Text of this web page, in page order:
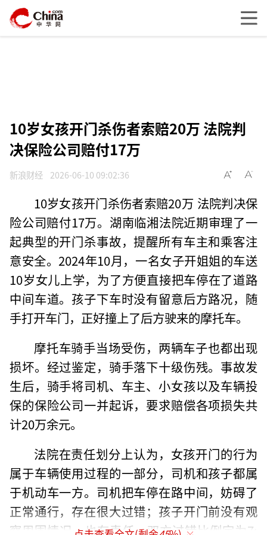
10岁女孩开门杀伤者索赔20万 法院判
决保险公司赔付17万
新浪财经 2026-06-10 09:02:36
10岁女孩开门杀伤者索赔20万 法院判决保
险公司赔付17万。湖南临湘法院近期审理了一
起典型的开门杀事故，提醒所有车主和乘客注
意安全。2024年10月，一名女子开姐姐的车送
10岁女儿上学，为了方便直接把车停在了道路
中间车道。孩子下车时没有留意后方路况，随
手打开车门，正好撞上了后方驶来的摩托车。
摩托车骑手当场受伤，两辆车子也都出现
损坏。经过鉴定，骑手落下十级伤残。事故发
生后，骑手将司机、车主、小女孩以及车辆投
保的保险公司一并起诉，要求赔偿各项损失共
计20万余元。
法院在责任划分上认为，女孩开门的行为
属于车辆使用过程的一部分，司机和孩子都属
于机动车一方。司机把车停在路中间，妨碍了
正常通行，存在很大过错；孩子开门前没有观
察周围情况，也有责任，双方过错比例定为7: